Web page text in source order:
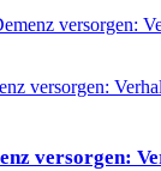
versorgen:
versorgen: